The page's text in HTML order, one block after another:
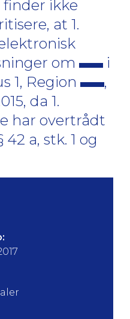
ikke
at 1.
om
i
1, Region
,
da 1.
har overtrådt
a, stk. 1 og